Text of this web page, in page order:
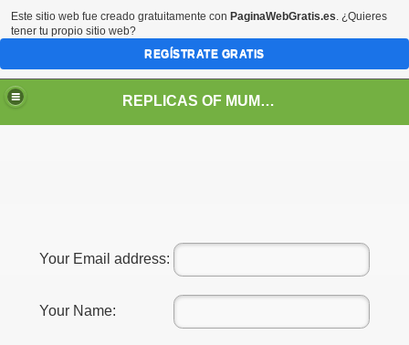
REPLICAS OF MUMMIES FROM THE CHINCHORRO CULTURE
Your Email address:
Your Name:
Este sitio web fue creado gratuitamente con PaginaWebGratis.es. ¿Quieres
tener tu propio sitio web?
REGÍSTRATE GRATIS